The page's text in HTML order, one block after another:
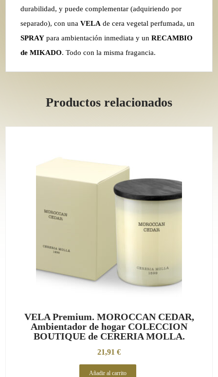
durabilidad, y puede complementar (adquiriendo por
separado), con unaVELA de cera vegetal perfumada, un
SPRAY para ambientación inmediata y unRECAMBIO
de MIKADO. Todo con la misma fragancia.
Productos relacionados
VELA Premium. MOROCCAN CEDAR,
Ambientador de hogar COLECCION
BOUTIQUE de CERERIA MOLLA.
21,91 €
Añadir al carrito